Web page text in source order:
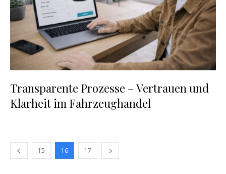
Transparente Prozesse – Vertrauen und
Klarheit im Fahrzeughandel
15 16 17